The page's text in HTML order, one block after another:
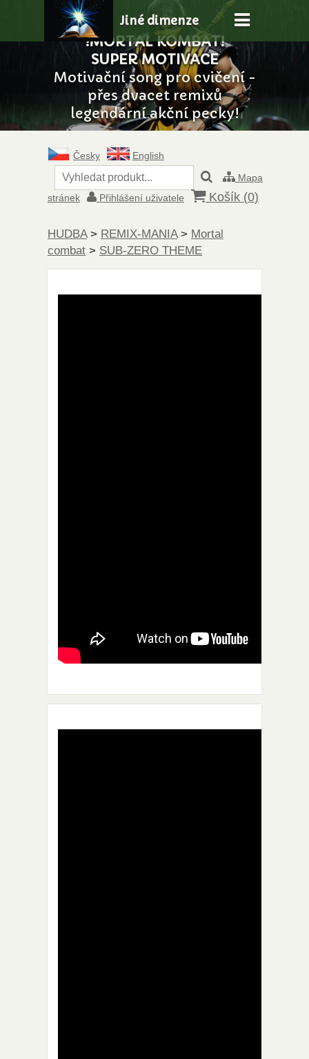
!MORTAL KOMBAT!
SUPER MOTIVACE
Motivační song pro cvičení -
přes dvacet remixů
legendární akční pecky!
Jiné dimenze
Česky
English
Mapa
stránek
Přihlášení uživatele Košík (0)
HUDBA > REMIX-MANIA > Mortal
combat > SUB-ZERO THEME